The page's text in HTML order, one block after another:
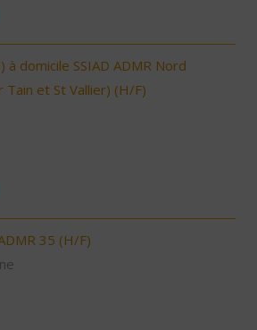
à domicile SSIAD ADMR Nord
Tain et St Vallier) (H/F)
35 (H/F)